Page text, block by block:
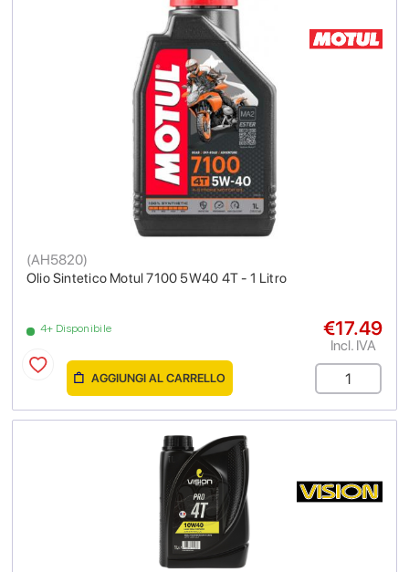
Olio Sintetico Motul 7100 5W40 4T - 1 Litro
(AH5820)
4+ Disponibile €17.49
Incl. IVA
AGGIUNGI AL CARRELLO